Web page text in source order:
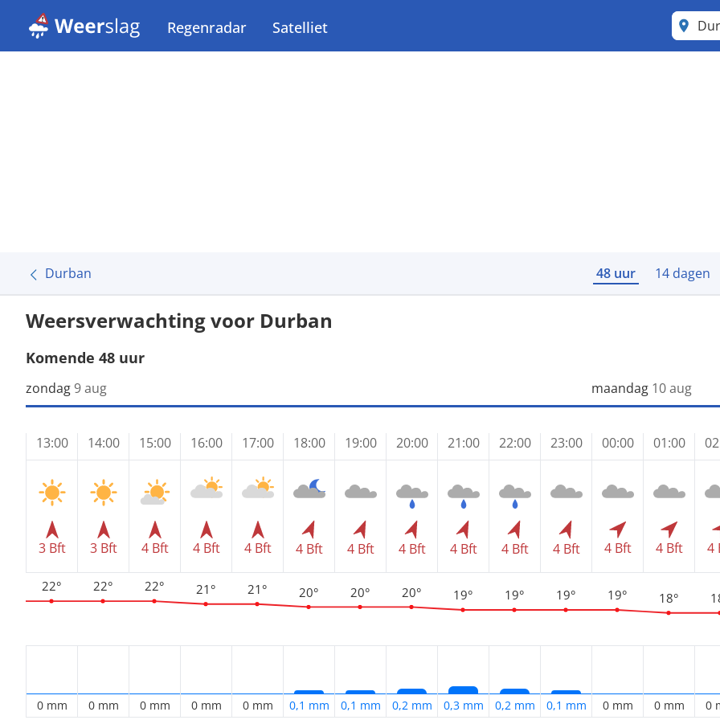
Regenradar Satelliet
Durban 48 uur 14 dagen
Weersverwachting voor Durban
Komende 48 uur
zondag9 aug
13:00
3 Bft
22°
0 mm
14:00
3 Bft
22°
0 mm
15:00
4 Bft
22°
0 mm
16:00
4 Bft
21°
0 mm
17:00
4 Bft
21°
0 mm
18:00
4 Bft
20°
0,1 mm
19:00
4 Bft
20°
0,1 mm
20:00
4 Bft
20°
0,2 mm
21:00
4 Bft
19°
0,3 mm
22:00
4 Bft
19°
0,2 mm
23:00
4 Bft
19°
0,1 mm
maandag 10 aug
00:00
4 Bft
19°
0 mm
01:00
4 Bft
18°
0 mm
4
0